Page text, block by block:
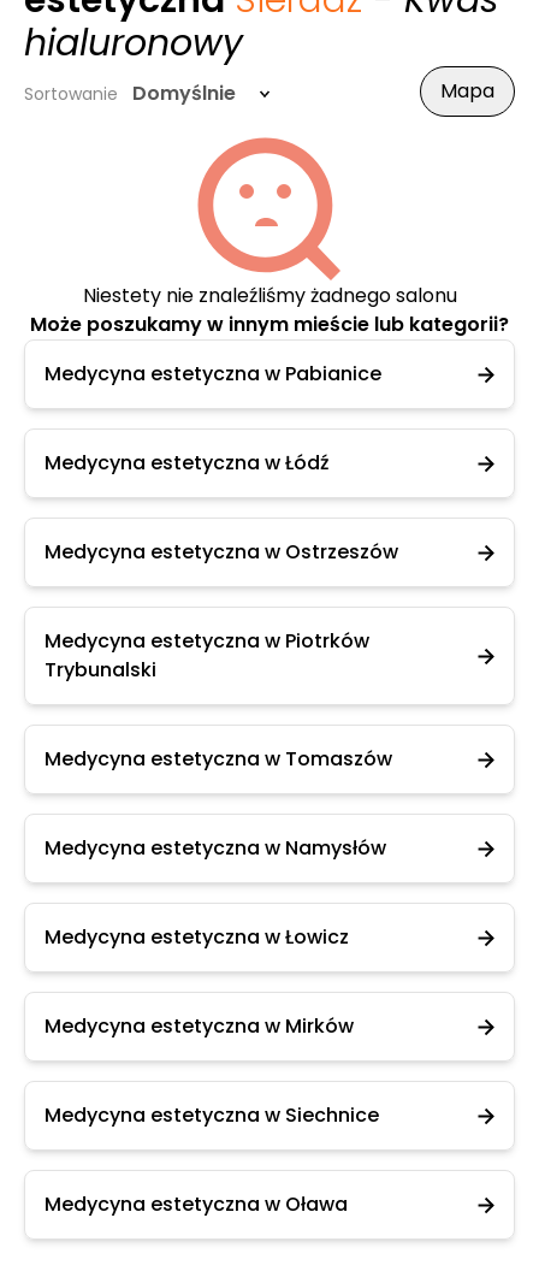
hialuronowy
Sortowanie Domyślnie Mapa
Niestety nie znaleźliśmy żadnego salonu
Może poszukamy w innym mieście lub kategorii?
Medycyna estetyczna w Pabianice
Medycyna estetyczna w Łódź
Medycyna estetyczna w Ostrzeszów
Medycyna estetyczna w Piotrków
Trybunalski
Medycyna estetyczna w Tomaszów
Medycyna estetyczna w Namysłów
Medycyna estetyczna w Łowicz
Medycyna estetyczna w Mirków
Medycyna estetyczna w Siechnice
Medycyna estetyczna w Oława